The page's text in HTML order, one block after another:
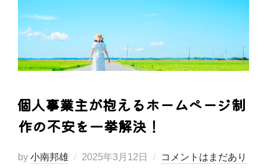
個人事業主が抱えるホームページ制
作の不安を一挙解決！
by 小南邦雄
投
2025年3月12日
コメントはまだあり